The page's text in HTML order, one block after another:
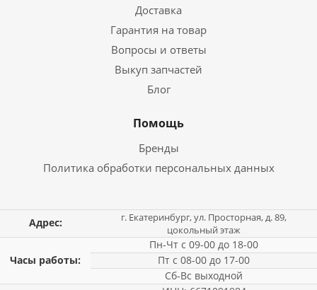
Доставка
Гарантия на товар
Вопросы и ответы
Выкуп запчастей
Блог
Помощь
Бренды
Политика обработки персональных данных
Адрес:
г. Екатеринбург, ул. Просторная, д. 89,
цокольный этаж
Часы работы:
Пн-Чт с 09-00 до 18-00
Пт с 08-00 до 17-00
Сб-Вс выходной